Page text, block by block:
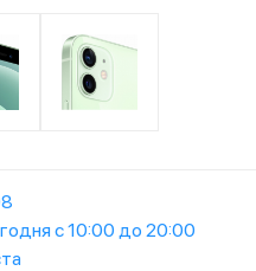
с 10:00 до 20:00